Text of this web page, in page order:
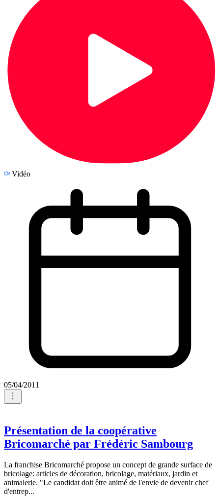
Vidéo
05/04/2011
Présentation de la coopérative
Bricomarché par Frédéric Sambourg
La franchise Bricomarché propose un concept de grande surface de
bricolage: articles de décoration, bricolage, matériaux, jardin et
animalerie. "Le candidat doit être animé de l'envie de devenir chef
d'entrep...